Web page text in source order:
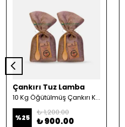
Çankırı Tuz Lamba
10 Kg Öğütülmüş Çankırı Kristal Kaya Tuzu
%25
₺ 1,200.00
₺ 900.00